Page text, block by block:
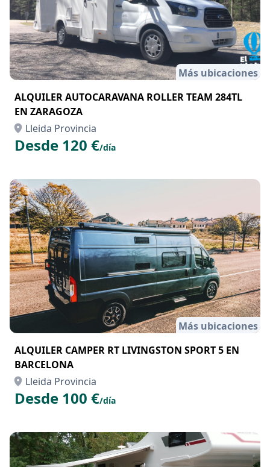
Más ubicaciones
ALQUILER AUTOCARAVANA ROLLER TEAM 284TL
EN ZARAGOZA
Lleida Provincia
Desde 120 €/día
Más ubicaciones
ALQUILER CAMPER RT LIVINGSTON SPORT 5 EN
BARCELONA
Lleida Provincia
Desde 100 €/día